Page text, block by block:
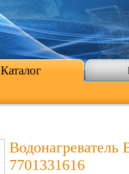
Каталог
7701331616